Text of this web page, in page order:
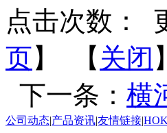
点击次数：
页】 【 关闭 】
下一条： 横
公司动态|产品资讯|友情链接|